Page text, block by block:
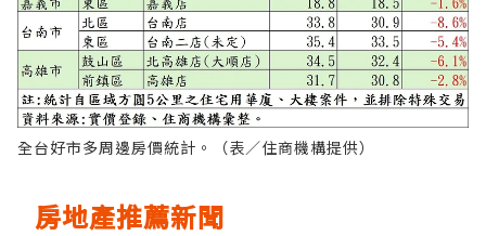
全台好市多周邊房價統計。（表／住商機構提供）
房地產推薦新聞